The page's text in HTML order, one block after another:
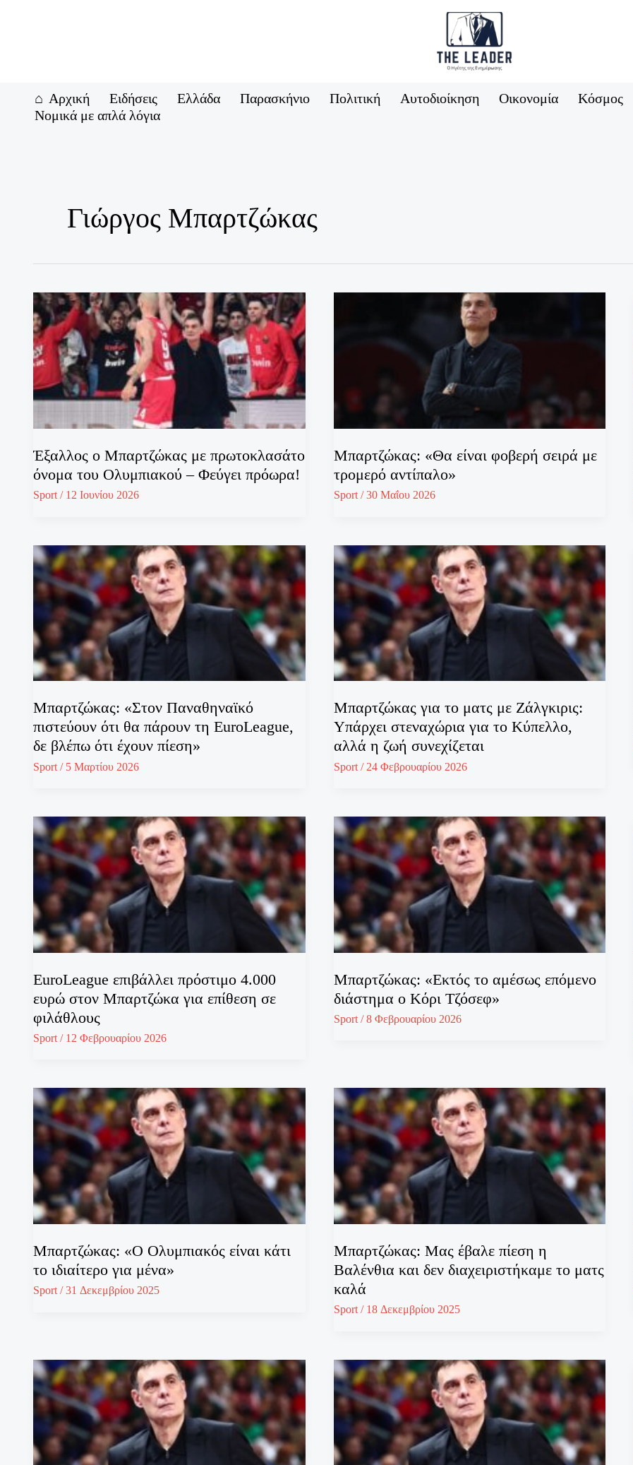
Αρχική Ειδήσεις Ελλάδα Παρασκήνιο Πολιτική Αυτοδιοίκηση Οικονομία Κόσμος
Νομικά με απλά λόγια
Γιώργος Μπαρτζώκας
Έξαλλος ο Μπαρτζώκας με πρωτοκλασάτο
όνομα του Ολυμπιακού – Φεύγει πρόωρα!
Sport/ 12 Ιουνίου 2026
Μπαρτζώκας: «Θα είναι φοβερή σειρά με
τρομερό αντίπαλο»
Sport/30 Μαΐου 2026
Μπαρτζώκας: «Στον Παναθηναϊκό
πιστεύουν ότι θα πάρουν τη EuroLeague,
δε βλέπω ότι έχουν πίεση»
Sport / 5 Μαρτίου 2026
Μπαρτζώκας για το ματς με Ζάλγκιρις:
Υπάρχει στεναχώρια για το Κύπελλο,
αλλά η ζωή συνεχίζεται
Sport/ 24 Φεβρουαρίου 2026
EuroLeague επιβάλλει πρόστιμο 4.000
ευρώ στον Μπαρτζώκα για επίθεση σε
φιλάθλους
Sport / 12 Φεβρουαρίου 2026
Μπαρτζώκας: «Εκτός το αμέσως επόμενο
διάστημα ο Κόρι Τζόσεφ»
Sport/8 Φεβρουαρίου 2026
Μπαρτζώκας: «Ο Ολυμπιακός είναι κάτι
το ιδιαίτερο για μένα»
Sport/31 Δεκεμβρίου 2025
Μπαρτζώκας: Μας έβαλε πίεση η
Βαλένθια και δεν διαχειριστήκαμε το ματς
καλά
Sport/ 18 Δεκεμβρίου 2025